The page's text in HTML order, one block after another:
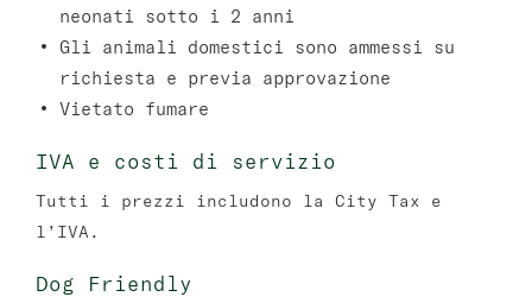
neonati sotto i 2 anni
Gli animali domestici sono ammessi su
richiesta e previa approvazione
Vietato fumare
IVA e costi di servizio
Tutti i prezzi includono la City Tax e
l’IVA.
Dog Friendly